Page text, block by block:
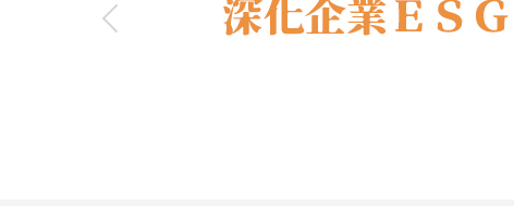
Previous